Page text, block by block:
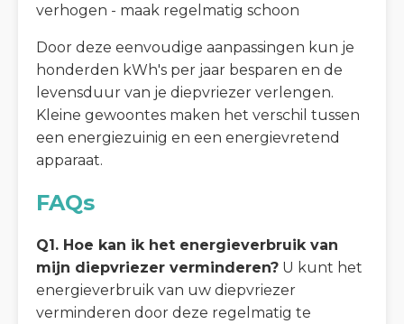
verhogen - maak regelmatig schoon
Door deze eenvoudige aanpassingen kun je
honderden kWh's per jaar besparen en de
levensduur van je diepvriezer verlengen.
Kleine gewoontes maken het verschil tussen
een energiezuinig en een energievretend
apparaat.
FAQs
Q1. Hoe kan ik het energieverbruik van
mijn diepvriezer verminderen? U kunt het
energieverbruik van uw diepvriezer
verminderen door deze regelmatig te